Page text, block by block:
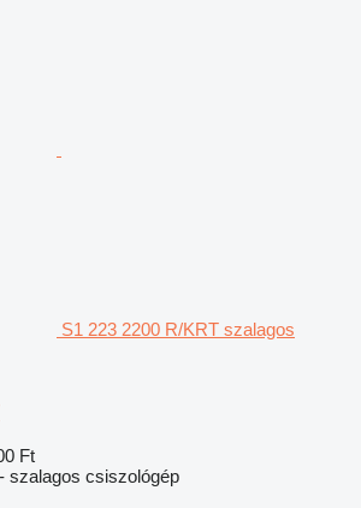
S1 223 2200 R/KRT szalagos
Ft
szalagos csiszológép